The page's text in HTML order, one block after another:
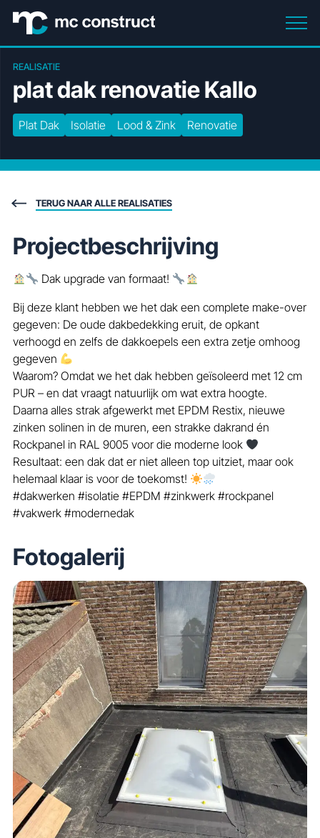
REALISATIE
platdakrenovatieKallo
Plat Dak Isolatie Lood & Zink Renovatie
TERUG NAAR ALLE REALISATIES
Projectbeschrijving
Dak upgrade van formaat!
Bij deze klant hebben we het dak een complete make-over
gegeven: De oude dakbedekking eruit, de opkant
verhoogd en zelfs de dakkoepels een extra zetje omhoog
gegeven
Waarom? Omdat we het dak hebben geïsoleerd met 12 cm
PUR – en dat vraagt natuurlijk om wat extra hoogte.
Daarna alles strak afgewerkt met EPDM Restix, nieuwe
zinken solinen in de muren, een strakke dakrand én
Rockpanel in RAL 9005 voor die moderne look
Resultaat: een dak dat er niet alleen top uitziet, maar ook
helemaal klaar is voor de toekomst!
#dakwerken #isolatie #EPDM #zinkwerk #rockpanel
#vakwerk #modernedak
Fotogalerij